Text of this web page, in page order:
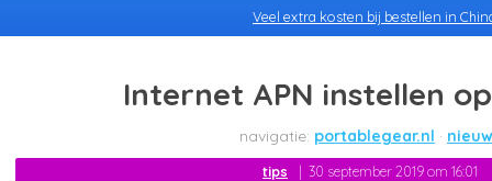
Veel extra kosten bij bestellen in
Internet APN instellen
portablegear.nl
tips 30 september 2019 om 16:01